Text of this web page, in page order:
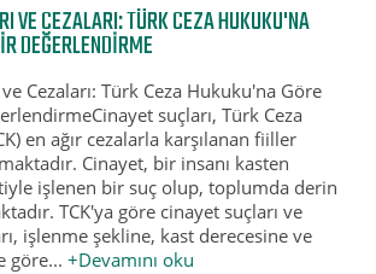
VE CEZALARI: TÜRK CEZA HUKUKU'NA
DEĞERLENDIRME
Cezaları: Türk Ceza Hukuku'na Göre
suçları, Türk Ceza
en ağır cezalarla karşılanan fiiller
Cinayet, bir insanı kasten
işlenen bir suç olup, toplumda derin
TCK'ya göre cinayet suçları ve
işlenme şekline, kast derecesine ve
göre...+Devamını oku